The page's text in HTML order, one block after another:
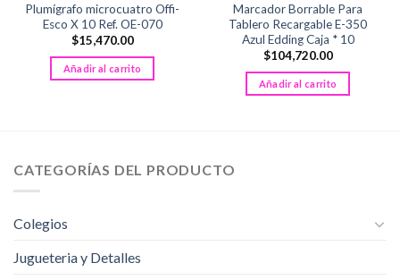
Plumígrafo microcuatro Offi-
Esco X 10 Ref. OE-070
$15,470.00
Añadir al carrito
Marcador Borrable Para
Tablero Recargable E-350
Azul Edding Caja * 10
$104,720.00
Añadir al carrito
CATEGORÍAS DEL PRODUCTO
Colegios
Jugueteria y Detalles